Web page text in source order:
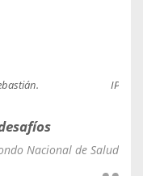
Nacional de Salud